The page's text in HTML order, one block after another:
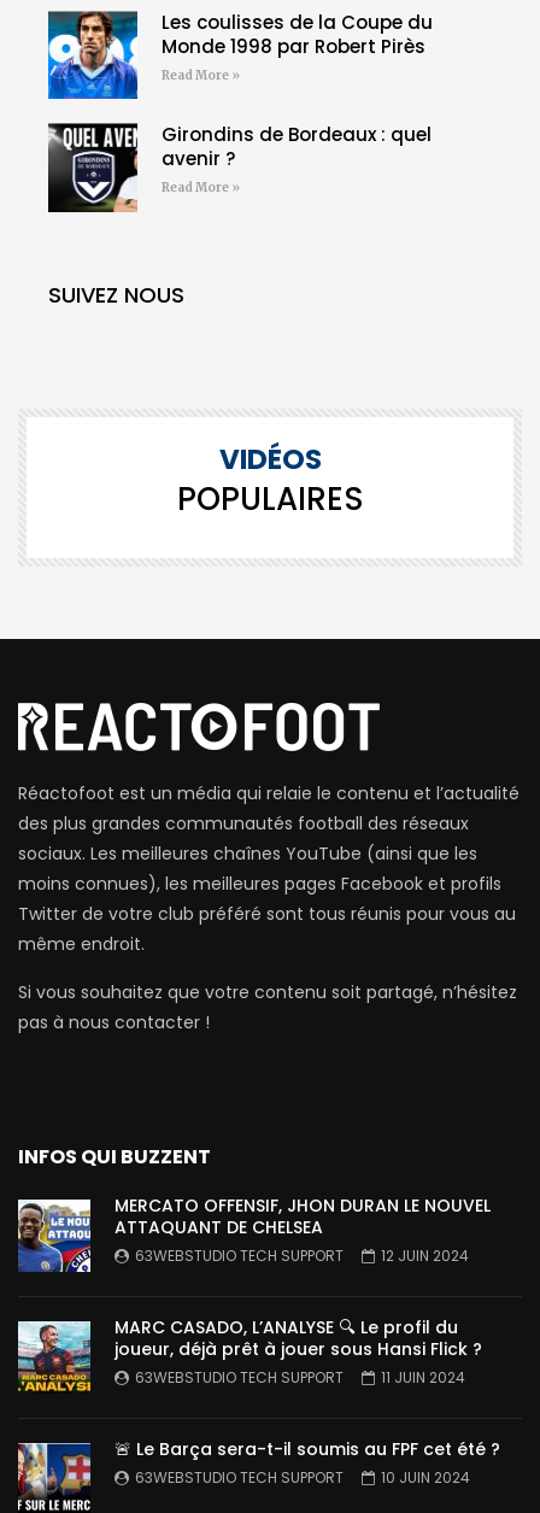
Les coulisses de la Coupe du
Monde 1998 par Robert Pirès
Read More »
Girondins de Bordeaux : quel
avenir ?
Read More »
SUIVEZ NOUS
VIDÉOS
POPULAIRES
Réactofoot est un média qui relaie le contenu et l’actualité
des plus grandes communautés football des réseaux
sociaux. Les meilleures chaînes YouTube (ainsi que les
moins connues), les meilleures pages Facebook et profils
Twitter de votre club préféré sont tous réunis pour vous au
même endroit.
Si vous souhaitez que votre contenu soit partagé, n’hésitez
pas à nous contacter !
INFOS QUI BUZZENT
MERCATO OFFENSIF, JHON DURAN LE NOUVEL
ATTAQUANT DE CHELSEA
63WEBSTUDIO TECH SUPPORT 12 JUIN 2024
MARC CASADO, L’ANALYSE 🔍 Le profil du
joueur, déjà prêt à jouer sous Hansi Flick ?
63WEBSTUDIO TECH SUPPORT 11 JUIN 2024
🚨 Le Barça sera-t-il soumis au FPF cet été ?
63WEBSTUDIO TECH SUPPORT 10 JUIN 2024